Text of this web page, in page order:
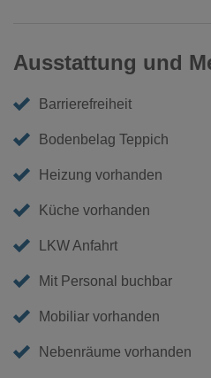
Ausstattung und
Barrierefreiheit
Bodenbelag Teppich
Heizung vorhanden
Küche vorhanden
LKW Anfahrt
Mit Personal buchbar
Mobiliar vorhanden
Nebenräume vorhanden